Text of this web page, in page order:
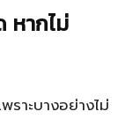
หากไม่
าะบางอย่างไม่